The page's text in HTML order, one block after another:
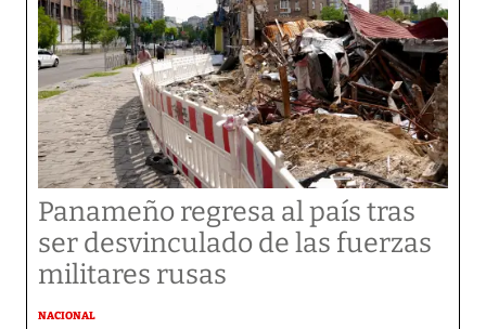
Panameño regresa al país tras
ser desvinculado de las fuerzas
militares rusas
NACIONAL